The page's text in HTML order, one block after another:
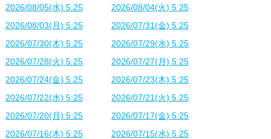
2026/08/05(水) 5:25
2026/08/04(火) 5:25
2026/08/03(月) 5:25
2026/07/31(金) 5:25
2026/07/30(木) 5:25
2026/07/29(水) 5:25
2026/07/28(火) 5:25
2026/07/27(月) 5:25
2026/07/24(金) 5:25
2026/07/23(木) 5:25
2026/07/22(水) 5:25
2026/07/21(火) 5:25
2026/07/20(月) 5:25
2026/07/17(金) 5:25
2026/07/16(木) 5:25
2026/07/15(水) 5:25